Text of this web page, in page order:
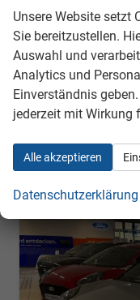
Kraftstoff
Benzin
Leistung 114 kW (155 PS)
21.11.2024
25.990,– €
inkl. 19% MwSt.
CO2 -Emissionen:
Unsere Website setzt
Sie bereitzustellen.
Auswahl und
Analytics und
Einverständnis
jederzeit mit Wirkung
Alle akzeptieren
Datenschutzerklärung